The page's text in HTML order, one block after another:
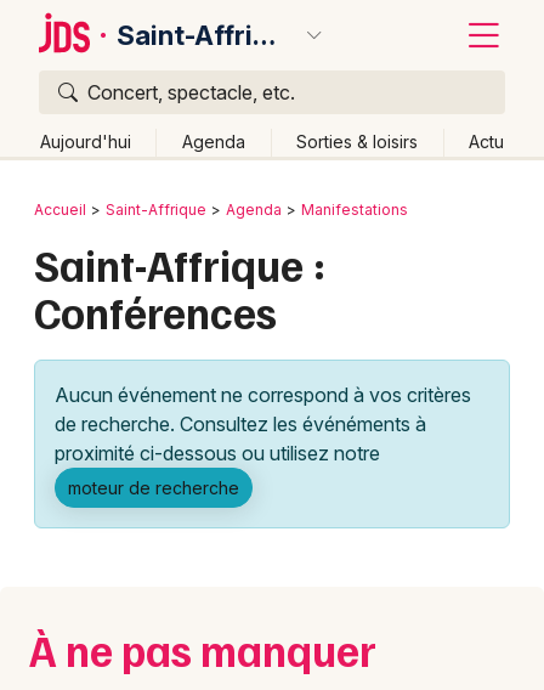
Saint-Affrique
Concert, spectacle, etc.
Aujourd'hui Agenda Sorties & loisirs Actu
Publier un événement
Grands événements
Activité & Expérience
Manifestations
Foires & salons
Concerts
Bordeaux
Colmar
Lille
Lyon
Marseille
Mulhouse
Nice
Retour
Accueil Saint-Affrique Agenda Manifestations
Saint-Affrique :
Conférences
Aucun événement ne correspond à vos critères
de recherche. Consultez les événéments à
proximité ci-dessous ou utilisez notre
moteur de recherche
À ne pas manquer
Quoi ?
Où ?
Midi-Pyrénées
Partout Près de moi
Quand ?
Aujourd'hui
Demain Ce week-end Autre